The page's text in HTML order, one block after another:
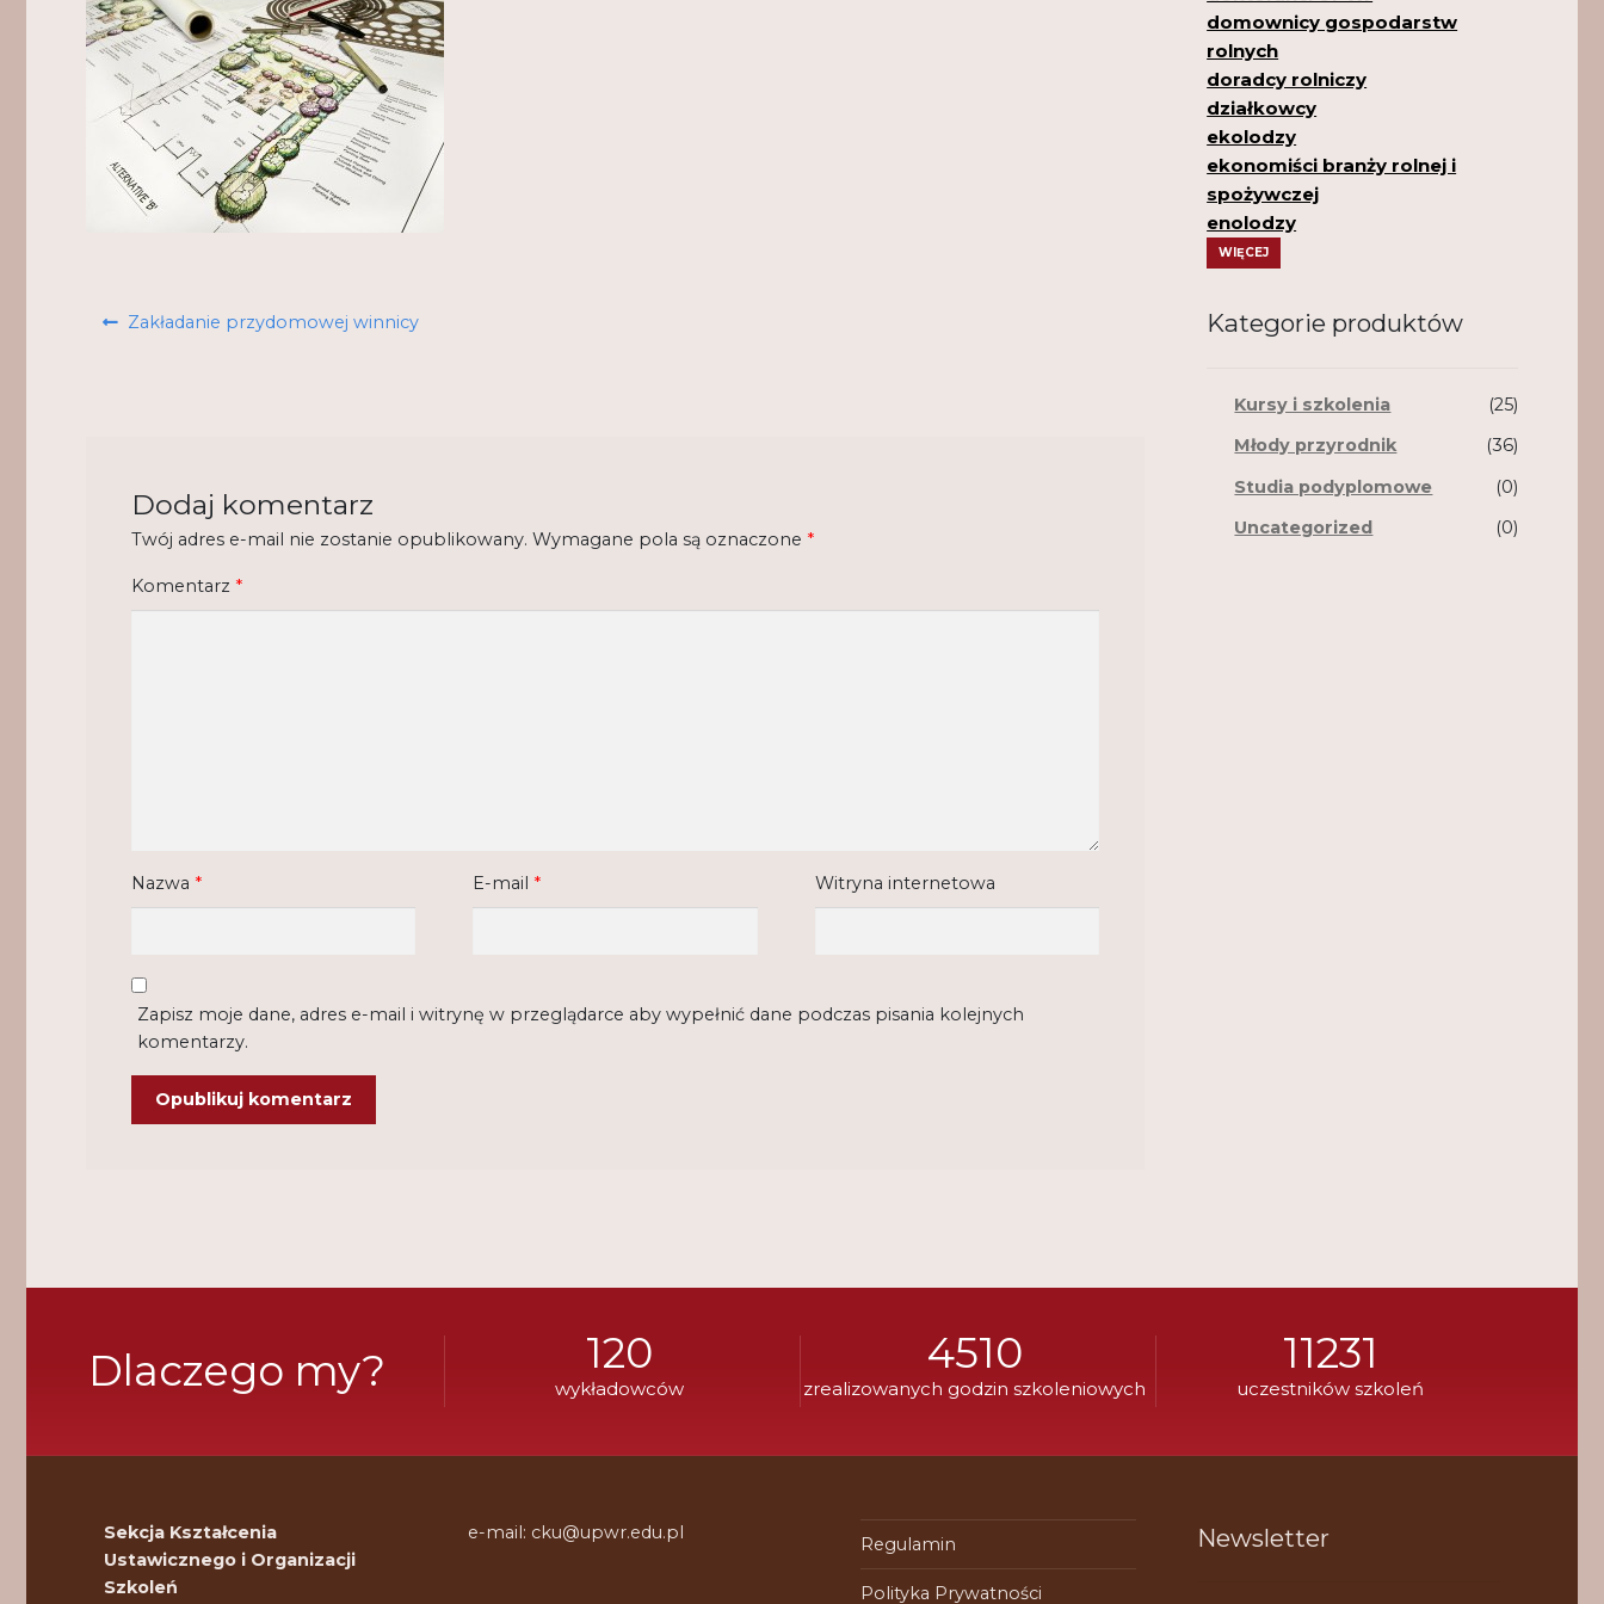
Nawigacja
Poprzedni
Zakładanie przydomowej winnicy
Dodaj komentarz
Twój adres e-mail nie zostanie opublikowany. Wymagane pola są oznaczone *
Komentarz *
Nazwa * E-mail * Witryna internetowa
Zapisz moje dane, adres e-mail i witrynę w przeglądarce aby wypełnić dane podczas pisania kolejnych
komentarzy.
domownicy gospodarstw
rolnych
doradcy rolniczy
działkowcy
ekolodzy
ekonomiści branży rolnej i
spożywczej
enolodzy
WIĘCEJ
Kategorie produktów
Kursy i szkolenia
(25)
Młody przyrodnik
(36)
Studia podyplomowe
(0)
Uncategorized
(0)
Dlaczego my? 120
wykładowców
4510
zrealizowanych godzin szkoleniowych
11231
uczestników szkoleń
Sekcja Kształcenia
Ustawicznego i Organizacji
Szkoleń
e-mail: cku@upwr.edu.pl
Regulamin
Polityka Prywatności
Newsletter